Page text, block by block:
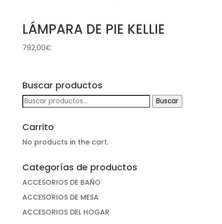
LÁMPARA DE PIE KELLIE
792,00€
Buscar productos
Buscar
por:
Buscar
Carrito
No products in the cart.
Categorías de productos
ACCESORIOS DE BAÑO
ACCESORIOS DE MESA
ACCESORIOS DEL HOGAR